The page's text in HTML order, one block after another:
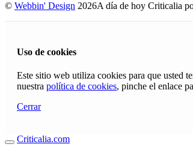
© Webbin' Design 2026A día de hoy Criticalia
Uso de cookies
Este sitio web utiliza cookies para que usted
nuestra política de cookies, pinche el enlace
Cerrar
Criticalia.com